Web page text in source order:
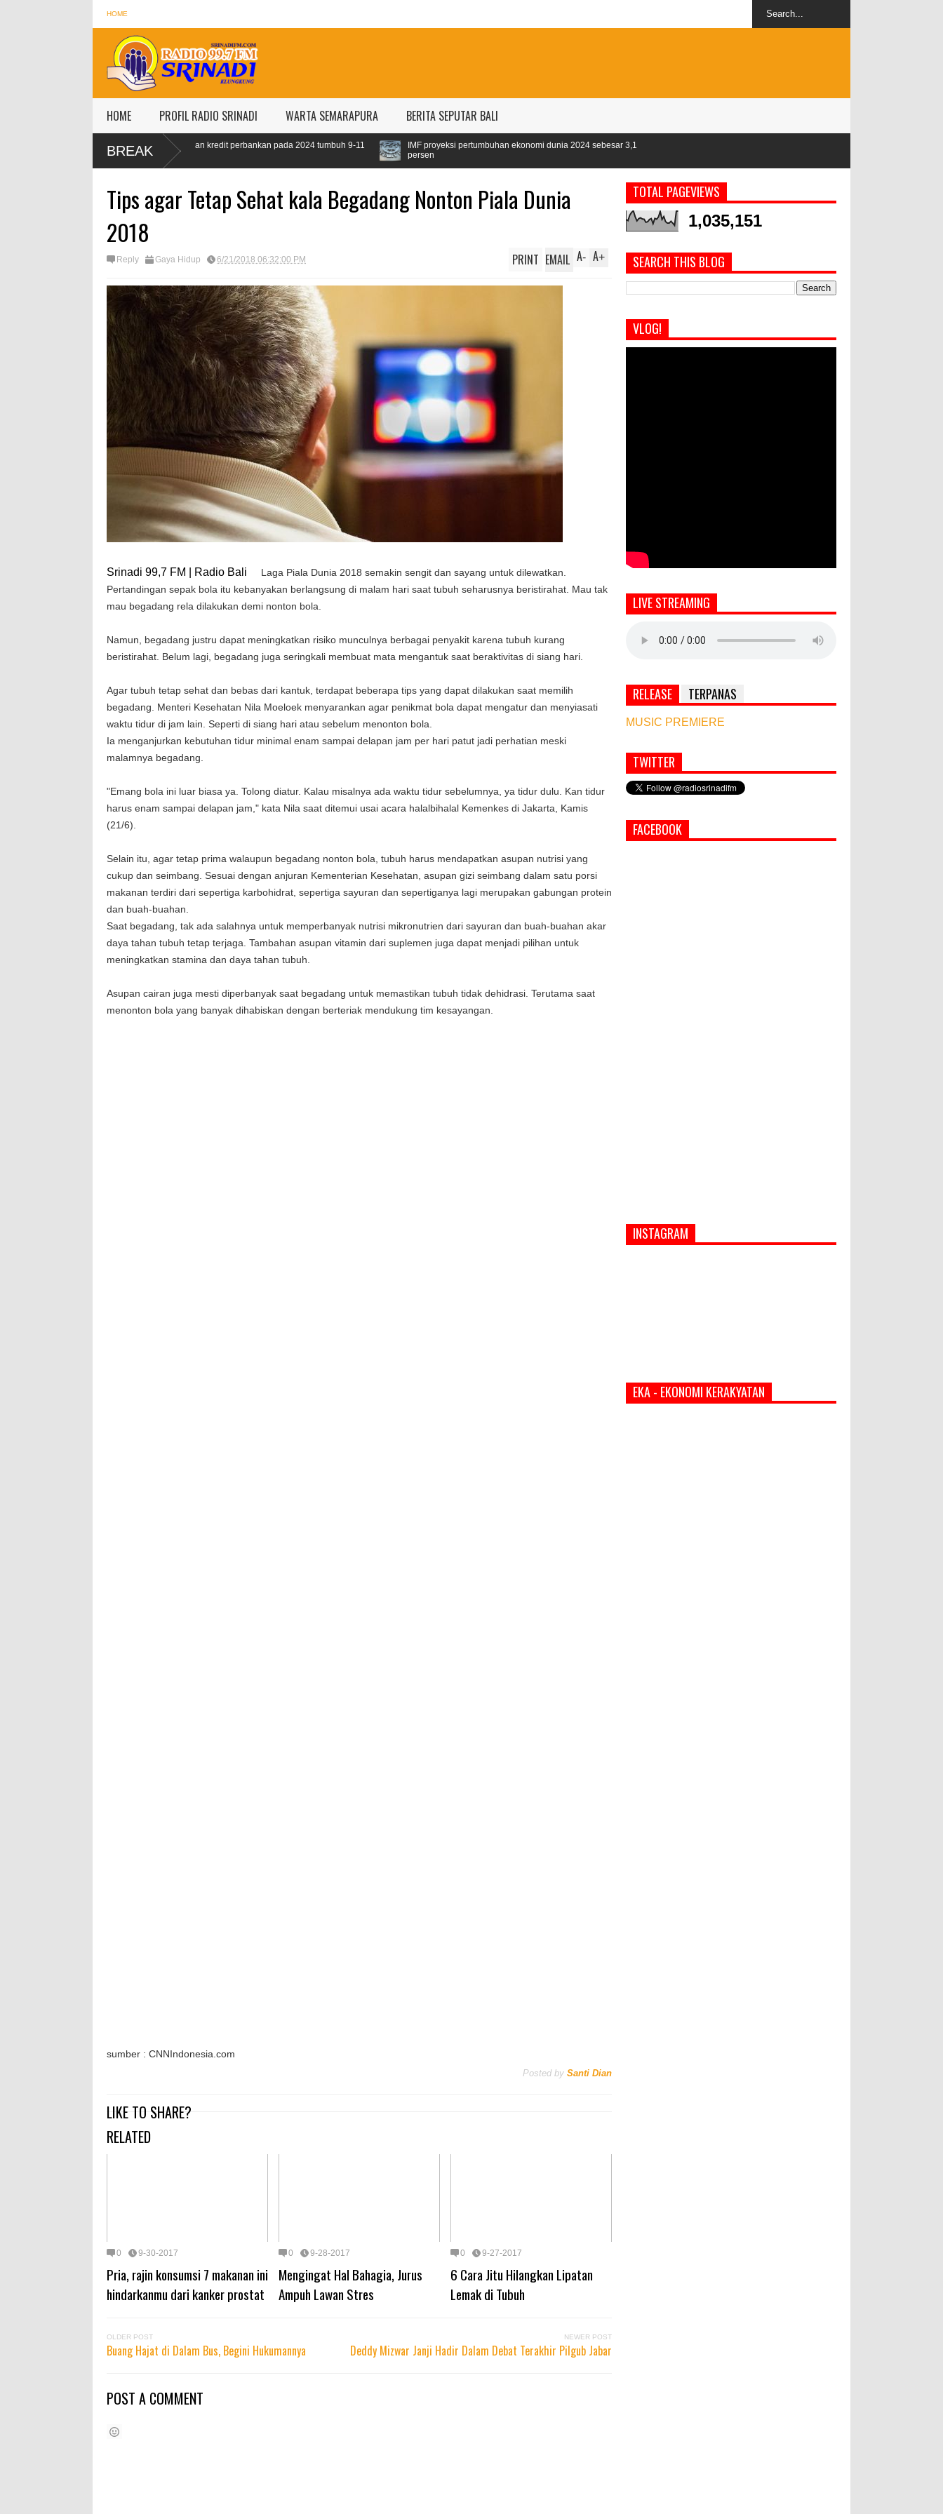
HOME
HOME PROFIL RADIO SRINADI WARTA SEMARAPURA BERITA SEPUTAR BALI
BREAK
OJK targetkan kredit perbankan pada 2024 tumbuh 9-11
IMF proyeksi pertumbuhan ekonomi dunia 2024 sebesar 3,1
Tips agar Tetap Sehat kala Begadang Nonton Piala Dunia
2018
Reply Gaya Hidup 6/21/2018 06:32:00 PM A+
A-
PRINT EMAIL
Srinadi 99,7 FM | Radio Bali Laga Piala Dunia 2018 semakin sengit dan sayang untuk dilewatkan.
Pertandingan sepak bola itu kebanyakan berlangsung di malam hari saat tubuh seharusnya beristirahat. Mau tak
mau begadang rela dilakukan demi nonton bola.
Namun, begadang justru dapat meningkatkan risiko munculnya berbagai penyakit karena tubuh kurang
beristirahat. Belum lagi, begadang juga seringkali membuat mata mengantuk saat beraktivitas di siang hari.
Agar tubuh tetap sehat dan bebas dari kantuk, terdapat beberapa tips yang dapat dilakukan saat memilih
begadang. Menteri Kesehatan Nila Moeloek menyarankan agar penikmat bola dapat mengatur dan menyiasati
waktu tidur di jam lain. Seperti di siang hari atau sebelum menonton bola.
Ia menganjurkan kebutuhan tidur minimal enam sampai delapan jam per hari patut jadi perhatian meski
malamnya begadang.
"Emang bola ini luar biasa ya. Tolong diatur. Kalau misalnya ada waktu tidur sebelumnya, ya tidur dulu. Kan tidur
harus enam sampai delapan jam," kata Nila saat ditemui usai acara halalbihalal Kemenkes di Jakarta, Kamis
(21/6).
Selain itu, agar tetap prima walaupun begadang nonton bola, tubuh harus mendapatkan asupan nutrisi yang
cukup dan seimbang. Sesuai dengan anjuran Kementerian Kesehatan, asupan gizi seimbang dalam satu porsi
makanan terdiri dari sepertiga karbohidrat, sepertiga sayuran dan sepertiganya lagi merupakan gabungan protein
dan buah-buahan.
Saat begadang, tak ada salahnya untuk memperbanyak nutrisi mikronutrien dari sayuran dan buah-buahan akar
daya tahan tubuh tetap terjaga. Tambahan asupan vitamin dari suplemen juga dapat menjadi pilihan untuk
meningkatkan stamina dan daya tahan tubuh.
Asupan cairan juga mesti diperbanyak saat begadang untuk memastikan tubuh tidak dehidrasi. Terutama saat
menonton bola yang banyak dihabiskan dengan berteriak mendukung tim kesayangan.
sumber : CNNIndonesia.com
Posted by Santi Dian
LIKE TO SHARE?
RELATED
0 9-30-2017
Pria, rajin konsumsi 7 makanan ini
hindarkanmu dari kanker prostat
0 9-28-2017
Mengingat Hal Bahagia, Jurus
Ampuh Lawan Stres
0 9-27-2017
6 Cara Jitu Hilangkan Lipatan
Lemak di Tubuh
OLDER POST
Buang Hajat di Dalam Bus, Begini Hukumannya
NEWER POST
Deddy Mizwar Janji Hadir Dalam Debat Terakhir Pilgub Jabar
POST A COMMENT
TOTAL PAGEVIEWS
1,035,151
SEARCH THIS BLOG
VLOG!
LIVE STREAMING
RELEASE TERPANAS
MUSIC PREMIERE
Simbol Persahabatan, RI Bangun Islamic Centre
di Afghanistan
PASAR MURAH
TWITTER
FACEBOOK
INSTAGRAM
EKA - EKONOMI KERAKYATAN